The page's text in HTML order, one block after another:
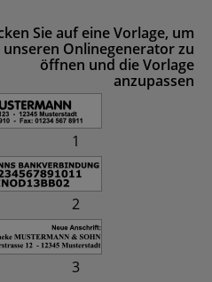
Sie auf eine Vorlage, um
unseren Onlinegenerator zu
öffnen und die Vorlage
anzupassen
1
2
3